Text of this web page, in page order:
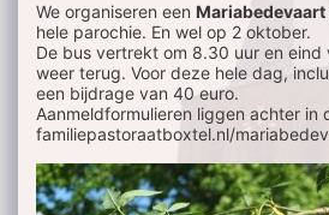
We organiseren een Mariabedevaart
hele parochie. En wel op 2 oktober.
De bus vertrekt om 8.30 uur en
weer terug. Voor deze hele dag,
een bijdrage van 40 euro.
Aanmeldformulieren liggen achter in
familiepastoraatboxtel.nl/